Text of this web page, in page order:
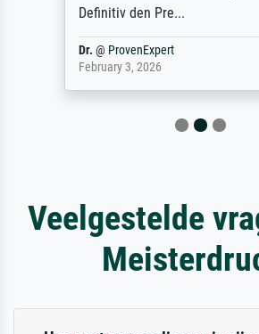
Definitiv den Pre...
Dr.@ProvenExpert
February 3, 2026
Veelgestelde